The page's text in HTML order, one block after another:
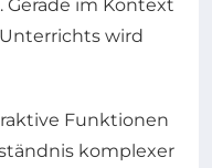
im Kontext
wird
Funktionen
komplexer